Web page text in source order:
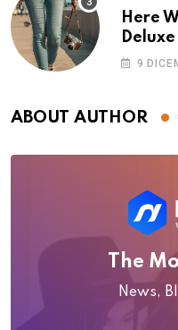
Here
9
ABOUT AUTHOR
The
News,